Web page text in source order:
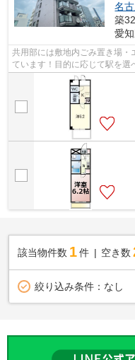
名
築
愛
共用部には敷地内ごみ置き場・
ています！目的に応じて駅を
ットです！徒歩2分に駅がある物
該当物件数 1件 空き数
絞り込み条件： なし